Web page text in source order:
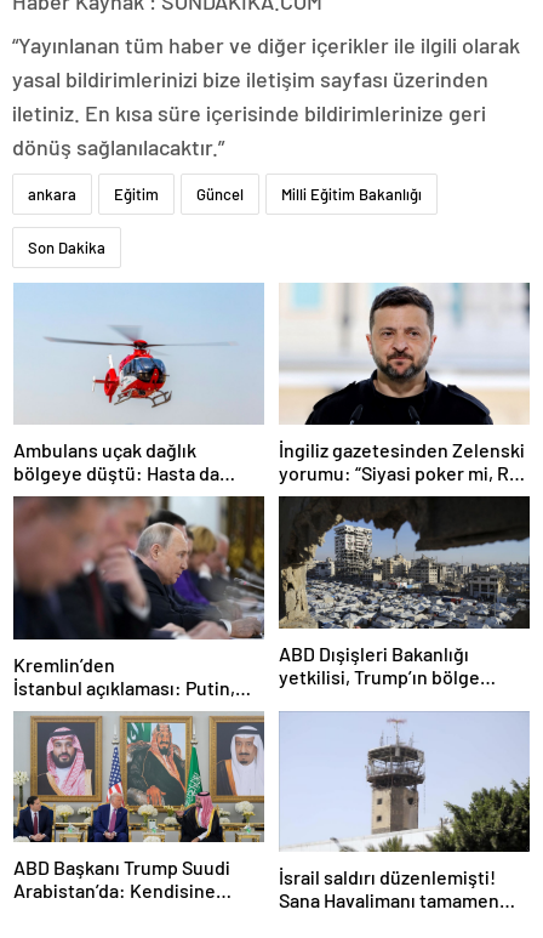
“Yayınlanan tüm haber ve diğer içerikler ile ilgili olarak
yasal bildirimlerinizi bize iletişim sayfası üzerinden
iletiniz. En kısa süre içerisinde bildirimlerinize geri
dönüş sağlanılacaktır.”
ankara Eğitim Güncel Milli Eğitim Bakanlığı
Son Dakika
Ambulans uçak dağlık
bölgeye düştü: Hasta da
doktor da öldü
İngiliz gazetesinden Zelenski
yorumu: “Siyasi poker mi, Rus
ruleti mi?”
Kremlin’den
İstanbul açıklaması: Putin,
zirveye katılacak mı?
ABD Dışişleri Bakanlığı
yetkilisi, Trump’ın bölge
ateşkesin gündemde
olacağını söyledi
ABD Başkanı Trump Suudi
Arabistan’da: Kendisine
İsrail saldırı düzenlemişti!
Sana Havalimanı tamamen